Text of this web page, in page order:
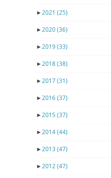
►2021 (25)
►2020(36)
►2019(33)
►2018(38)
►2017(31)
►2016(37)
►2015(37)
►2014(44)
►2013 (47)
►2012(47)